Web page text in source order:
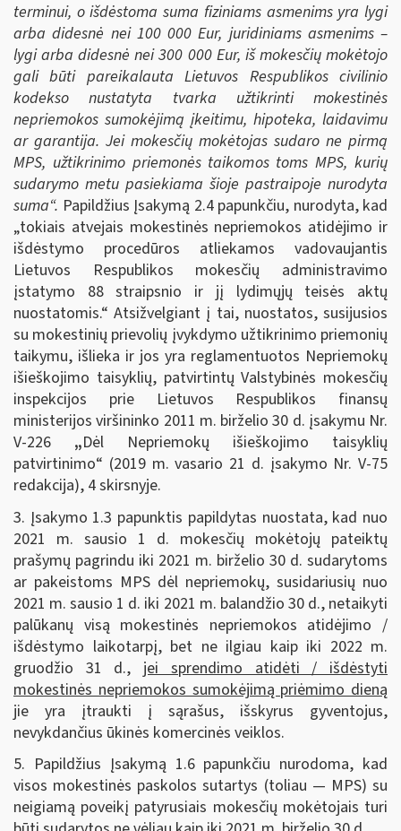
terminui, o išdėstoma suma fiziniams asmenims yra lygi
arba didesnė nei 100 000 Eur, juridiniams asmenims –
lygi arba didesnė nei 300 000 Eur, iš mokesčių mokėtojo
gali būti pareikalauta Lietuvos Respublikos civilinio
kodekso nustatyta tvarka užtikrinti mokestinės
nepriemokos sumokėjimą įkeitimu, hipoteka, laidavimu
ar garantija. Jei mokesčių mokėtojas sudaro ne pirmą
MPS, užtikrinimo priemonės taikomos toms MPS, kurių
sudarymo metu pasiekiama šioje pastraipoje nurodyta
suma“. Papildžius Įsakymą 2.4 papunkčiu, nurodyta, kad
„tokiais atvejais mokestinės nepriemokos atidėjimo ir
išdėstymo procedūros atliekamos vadovaujantis
Lietuvos Respublikos mokesčių administravimo
įstatymo 88 straipsnio ir jį lydimųjų teisės aktų
nuostatomis.“ Atsižvelgiant į tai, nuostatos, susijusios
su mokestinių prievolių įvykdymo užtikrinimo priemonių
taikymu, išlieka ir jos yra reglamentuotos Nepriemokų
išieškojimo taisyklių, patvirtintų Valstybinės mokesčių
inspekcijos prie Lietuvos Respublikos finansų
ministerijos viršininko 2011 m. birželio 30 d. įsakymu Nr.
V-226 „Dėl Nepriemokų išieškojimo taisyklių
patvirtinimo“ (2019 m. vasario 21 d. įsakymo Nr. V-75
redakcija), 4 skirsnyje.
3. Įsakymo 1.3 papunktis papildytas nuostata, kad nuo
2021 m. sausio 1 d. mokesčių mokėtojų pateiktų
prašymų pagrindu iki 2021 m. birželio 30 d. sudarytoms
ar pakeistoms MPS dėl nepriemokų, susidariusių nuo
2021 m. sausio 1 d. iki 2021 m. balandžio 30 d., netaikyti
palūkanų visą mokestinės nepriemokos atidėjimo /
išdėstymo laikotarpį, bet ne ilgiau kaip iki 2022 m.
gruodžio 31 d., jei sprendimo atidėti / išdėstyti
mokestinės nepriemokos sumokėjimą priėmimo dieną
jie yra įtraukti į sąrašus, išskyrus gyventojus,
nevykdančius ūkinės komercinės veiklos.
5. Papildžius Įsakymą 1.6 papunkčiu nurodoma, kad
visos mokestinės paskolos sutartys (toliau — MPS) su
neigiamą poveikį patyrusiais mokesčių mokėtojais turi